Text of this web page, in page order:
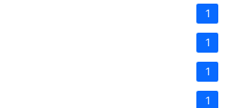
1
1
1
1